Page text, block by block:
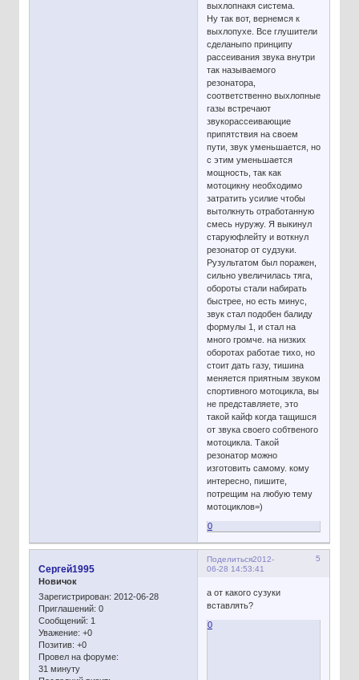
выхлопнакя система.
Ну так вот, вернемся к
выхлопухе. Все глушители
сделаныпо принципу
рассеивания звука внутри
так называемого
резонатора,
соответственно выхлопные
газы встречают
звукорассеивающие
припятствия на своем
пути, звук уменьшается, но
с этим уменьшается
мощность, так как
мотоцикну необходимо
затратить усилие чтобы
вытолкнуть отработанную
смесь нуружу. Я выкинул
старуюфлейту и воткнул
резонатор от судзуки.
Рузультатом был поражен,
сильно увеличилась тяга,
обороты стали набирать
быстрее, но есть минус,
звук стал подобен балиду
формулы 1, и стал на
много громче. на низких
оборотах работае тихо, но
стоит дать газу, тишина
меняется приятным звуком
спортивного мотоцикла, вы
не представляете, это
такой кайф когда тащишся
от звука своего собтвеного
мотоцикла. Такой
резонатор можно
изготовить самому. кому
интересно, пишите,
потрещим на любую тему
мотоциклов=)
0
Поделиться 5
2012-
06-28 14:53:41
Сергей1995
Новичок
Зарегистрирован: 2012-06-28
Приглашений: 0
Сообщений: 1
Уважение: +0
Позитив: +0
Провел на форуме:
31 минуту
а от какого сузуки
вставлять?
0